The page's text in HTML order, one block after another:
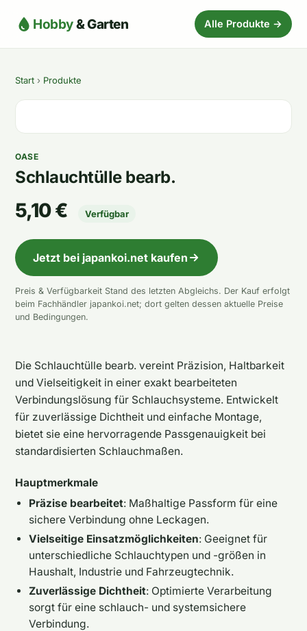
Hobby& Garten Alle Produkte →
Start › Produkte
OASE
Schlauchtülle bearb.
5,10 € Verfügbar
Jetzt bei japankoi.net kaufen
Preis & Verfügbarkeit Stand des letzten Abgleichs. Der Kauf erfolgt
beim Fachhändler japankoi.net; dort gelten dessen aktuelle Preise
und Bedingungen.
Die Schlauchtülle bearb. vereint Präzision, Haltbarkeit
und Vielseitigkeit in einer exakt bearbeiteten
Verbindungslösung für Schlauchsysteme. Entwickelt
für zuverlässige Dichtheit und einfache Montage,
bietet sie eine hervorragende Passgenauigkeit bei
standardisierten Schlauchmaßen.
Hauptmerkmale
Präzise bearbeitet: Maßhaltige Passform für eine
sichere Verbindung ohne Leckagen.
Vielseitige Einsatzmöglichkeiten: Geeignet für
unterschiedliche Schlauchtypen und -größen in
Haushalt, Industrie und Fahrzeugtechnik.
Zuverlässige Dichtheit: Optimierte Verarbeitung
sorgt für eine schlauch- und systemsichere
Verbindung.